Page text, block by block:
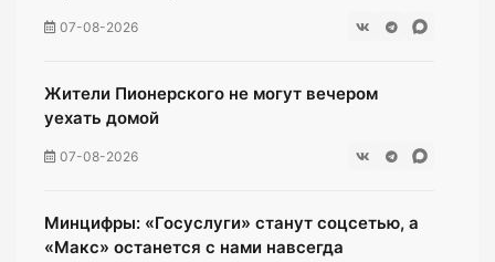
07-08-2026
Жители Пионерского не могут вечером
уехать домой
07-08-2026
Минцифры: «Госуслуги» станут соцсетью, а
«Макс» останется с нами навсегда